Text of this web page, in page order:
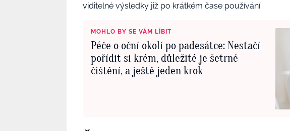
viditelné výsledky již po krátkém čase používání.
MOHLO BY SE VÁM LÍBIT
Péče o oční okolí po padesátce: Nestačí
pořídit si krém, důležité je šetrné
čištění, a ještě jeden krok